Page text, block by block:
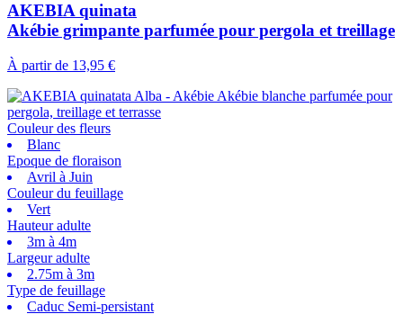
AKEBIA quinata
Akébie grimpante parfumée pour pergola et treillage
À partir de 13,95 €
Couleur des fleurs
Blanc
Epoque de floraison
Avril à Juin
Couleur du feuillage
Vert
Hauteur adulte
3m à 4m
Largeur adulte
2.75m à 3m
Type de feuillage
Caduc Semi-persistant